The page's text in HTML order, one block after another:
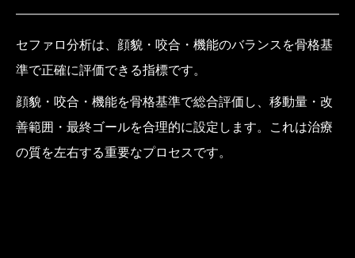
セファロ分析は、顔貌・咬合・機能のバランスを骨格基
準で正確に評価できる指標です。
顔貌・咬合・機能を骨格基準で総合評価し、移動量・改
善範囲・最終ゴールを合理的に設定します。これは治療
の質を左右する重要なプロセスです。